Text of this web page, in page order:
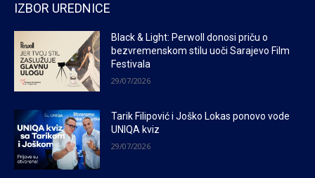
IZBOR UREDNICE
Black & Light: Perwoll donosi priču o
bezvremenskom stilu uoči Sarajevo Film
Festivala
29/07/2026
Tarik Filipović i Joško Lokas ponovo vode
UNIQA kviz
29/07/2026